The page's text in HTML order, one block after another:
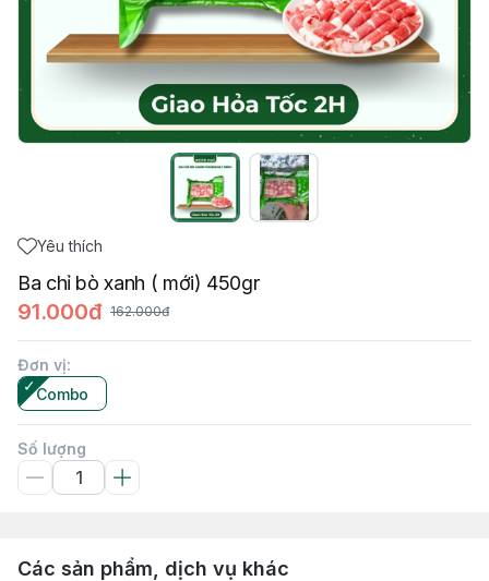
Yêu thích
Ba chỉ bò xanh ( mới) 450gr
91.000đ 162.000đ
Đơn vị:
Combo
Số lượng
Các sản phẩm, dịch vụ khác